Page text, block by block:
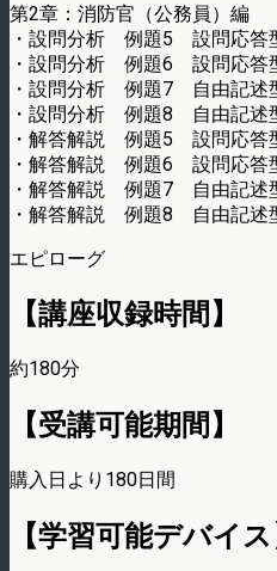
第2章：消防官（公務員）編
・設問分析 例題5 設問応答
・設問分析 例題6 設問応答
・設問分析 例題7 自由記述
・設問分析 例題8 自由記述
・解答解説 例題5 設問応答
・解答解説 例題6 設問応答
・解答解説 例題7 自由記述
・解答解説 例題8 自由記述
エピローグ
【講座収録時間】
約180分
【受講可能期間】
購入日より180日間
【学習可能デバイス